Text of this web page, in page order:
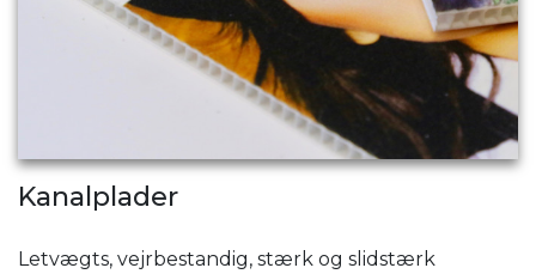
Kanalplader
Letvægts, vejrbestandig, stærk og slidstærk